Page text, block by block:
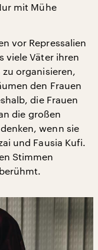
mit Mühe
vor Repressalien
viele Väter ihren
organisieren,
den Frauen
die Frauen
die großen
wenn sie
und Fausia Kufi.
Stimmen